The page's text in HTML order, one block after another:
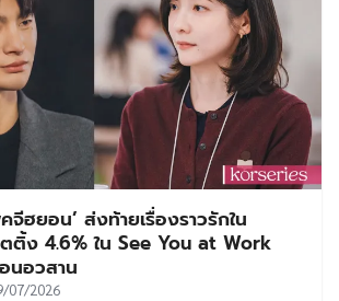
ฮยอน’ ส่งท้ายเรื่องราวรักใน
ติ้ง 4.6% ใน See You at Work
นอวสาน
07/2026